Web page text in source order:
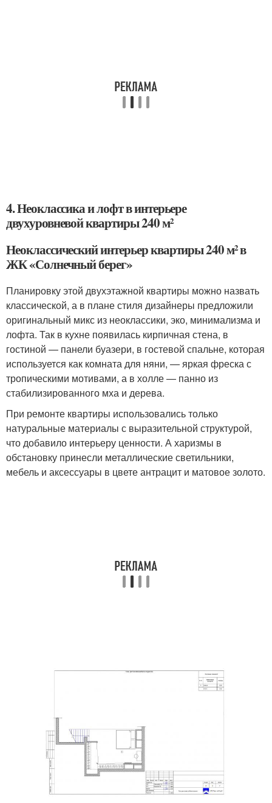
4. Неоклассика и лофт в интерьере
двухуровневой квартиры 240 м²
Неоклассический интерьер квартиры 240 м² в
ЖК «Солнечный берег»
Планировку этой двухэтажной квартиры можно назвать
классической, а в плане стиля дизайнеры предложили
оригинальный микс из неоклассики, эко, минимализма и
лофта. Так в кухне появилась кирпичная стена, в
гостиной — панели буазери, в гостевой спальне, которая
используется как комната для няни, — яркая фреска с
тропическими мотивами, а в холле — панно из
стабилизированного мха и дерева.
При ремонте квартиры использовались только
натуральные материалы с выразительной структурой,
что добавило интерьеру ценности. А харизмы в
обстановку принесли металлические светильники,
мебель и аксессуары в цвете антрацит и матовое золото.